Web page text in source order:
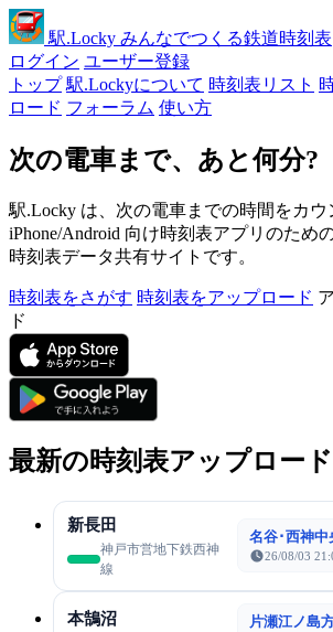
駅.Locky みんなでつくる鉄道時刻表
ログイン ユーザー登録
トップ 駅.Lockyについて 時刻表リスト
ロード フォーラム 使い方
次の電車まで、あと何分?
駅.Locky は、次の電車までの時間をカウ
iPhone/Android 向け時刻表アプリのため
時刻表データ共有サイトです。
時刻表をさがす 時刻表をアップロード
ド
最新の時刻表アップロード
新長田
神戸市営地下鉄西神
線
名谷･西神中
26/08/03
本鵠沼 片瀬江ノ島